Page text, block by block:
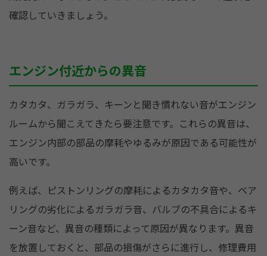
確認していきましょう。
エンジン付近からの異音
カタカタ、ガラガラ、キーンと聞き慣れない音がエンジン
ルームから聞こえてきたら要注意です。これらの異音は、
エンジン内部の部品の摩耗やゆるみが原因である可能性が
高いです。
例えば、ピストンリングの摩耗によるカタカタ音や、ベア
リングの劣化によるガラガラ音、バルブの不具合によるキ
ーン音など、異音の種類によって原因が異なります。異音
を放置しておくと、部品の損傷がさらに進行し、修理費用